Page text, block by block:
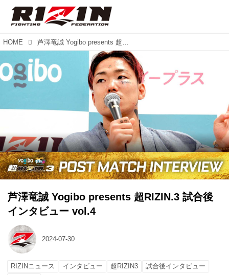
HOME 芦澤竜誠 Yogibo presents 超RIZIN.3 試合後インタビュー vol.4
芦澤竜誠 Yogibo presents 超RIZIN.3 試合後
インタビュー vol.4
2024-07-30
RIZINニュース インタビュー 超RIZIN3
試合後インタビュー